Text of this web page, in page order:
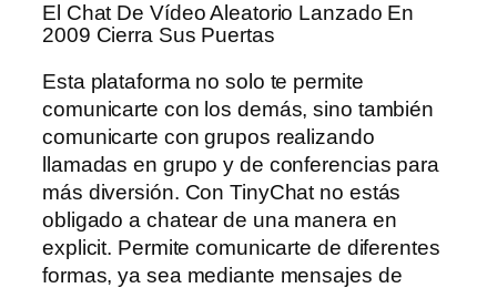
El Chat De Vídeo Aleatorio Lanzado En
2009 Cierra Sus Puertas
Esta plataforma no solo te permite
comunicarte con los demás, sino también
comunicarte con grupos realizando
llamadas en grupo y de conferencias para
más diversión. Con TinyChat no estás
obligado a chatear de una manera en
explicit. Permite comunicarte de diferentes
formas, ya sea mediante mensajes de